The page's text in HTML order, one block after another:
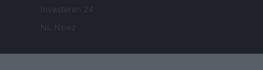
Investeren 24
NL Newz